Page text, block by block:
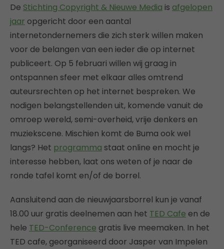
De Stichting Copyright & Nieuwe Media is afgelopen
jaar opgericht door een aantal
internetondernemers die zich sterk willen maken
voor de belangen van een ieder die op internet
publiceert. Op 5 februari willen wij graag in
ontspannen sfeer met elkaar alles omtrend
auteursrechten op het internet bespreken. We
nodigen belangstellenden uit, komende vanuit de
omroep wereld, semi-overheid, vrije denkers en
muziekscene. Mischien komt de Buma ook wel
langs? Het programma staat online en mocht je
interesse hebben, laat ons weten of je naar de
ronde tafel komt en/of de borrel.
Aansluitend aan de nieuwjaarsborrel kun je vanaf
18.00 uur gratis deelnemen aan het TED Cafe en de
hele TED-Conference gratis live meemaken. In het
TED cafe, georganiseerd door Jasper van Impelen